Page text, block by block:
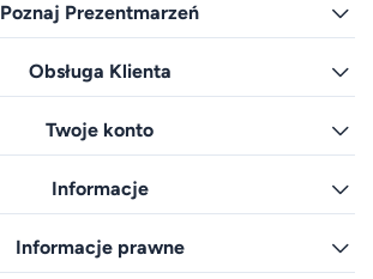
Poznaj Prezentmarzeń
Obsługa Klienta
Twoje konto
Informacje
Informacje prawne